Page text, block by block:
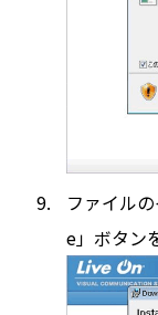
ファイル
e」ボタン